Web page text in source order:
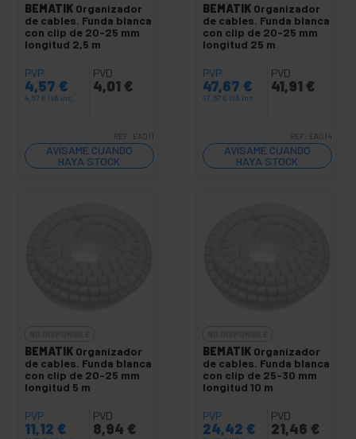
BEMATIK Organizador
de cables. Funda blanca
con clip de 20-25 mm
longitud 2,5 m
PVP
4,57 €
4,57 € IVA inc.
PVD
4,01 €
REF: EA011
AVÍSAME CUANDO
HAYA STOCK
BEMATIK Organizador
de cables. Funda blanca
con clip de 20-25 mm
longitud 25 m
PVP
47,67 €
47,67 € IVA inc.
PVD
41,91 €
REF: EA014
AVÍSAME CUANDO
HAYA STOCK
BEMATIK Organizador
de cables. Funda blanca
con clip de 20-25 mm
longitud 5 m
PVP
11,12 €
PVD
8,94 €
BEMATIK Organizador
de cables. Funda blanca
con clip de 25-30 mm
longitud 10 m
PVP
24,42 €
PVD
21,46 €